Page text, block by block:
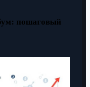
пошаговый